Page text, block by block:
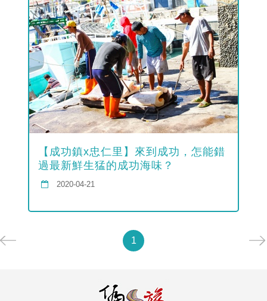
【成功鎮x忠仁里】來到成功，怎能錯
過最新鮮生猛的成功海味？
2020-04-21
1